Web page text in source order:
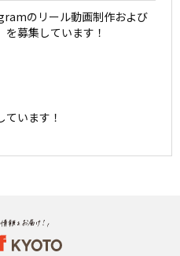
のリール動画制作および
募集しています！
います！